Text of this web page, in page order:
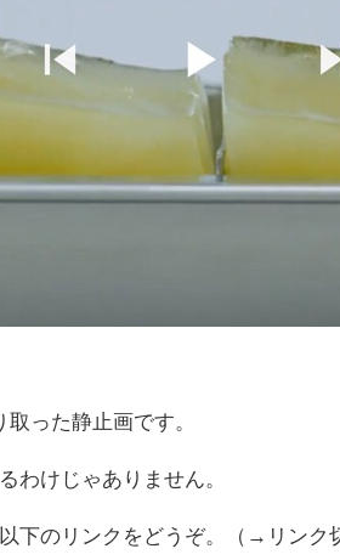
った静止画です。
わけじゃありません。
下のリンクをどうぞ。（→リンク